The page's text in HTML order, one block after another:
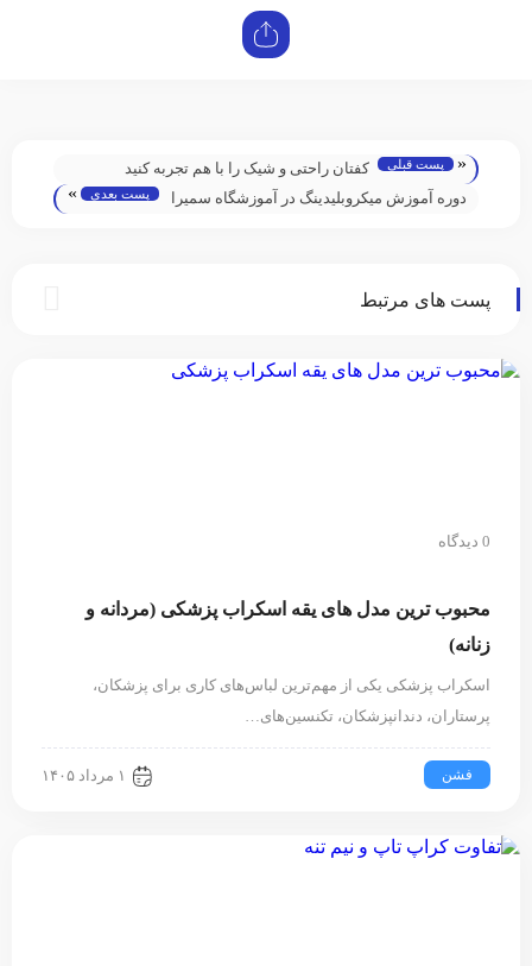
« پست قبلی
کفتان راحتی و شیک را با هم تجربه کنید
دوره آموزش میکروبلیدینگ در آموزشگاه سمیرا
پست بعدی »
پست های مرتبط
0 دیدگاه
محبوب ترین مدل های یقه اسکراب پزشکی (مردانه و
زنانه)
اسکراب پزشکی یکی از مهم‌ترین لباس‌های کاری برای پزشکان،
پرستاران، دندانپزشکان، تکنسین‌های…
فشن ۱ مرداد ۱۴۰۵